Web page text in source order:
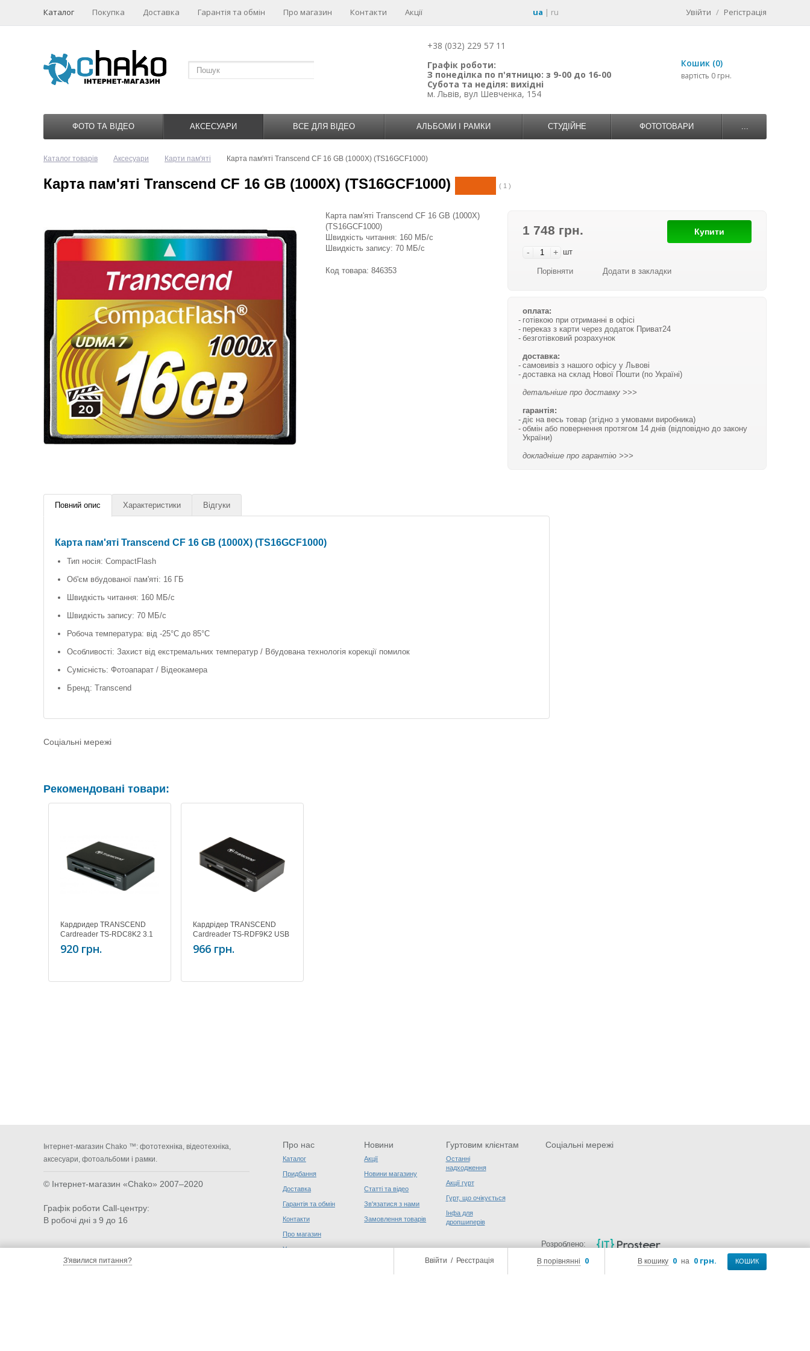
З'явилися питання? В кошику 0 на 0 грн. КОШИК
В порівнянні 0
Ввійти / Реєстрація
Каталог Покупка Доставка Гарантія та обмін Про магазин Контакти Акції ua | ru Увійти / Регістрація
+38 (032) 229 57 11
Графік роботи:
З понеділка по п'ятницю: з 9-00 до 16-00
Субота та неділя: вихідні
м. Львів, вул Шевченка, 154
Кошик (0)
вартість 0 грн.
ФОТО ТА ВІДЕО АКСЕСУАРИ ВСЕ ДЛЯ ВІДЕО АЛЬБОМИ І РАМКИ СТУДІЙНЕ ФОТОТОВАРИ ...
Каталог товарів Аксесуари Карти пам'яті Карта пам'яті Transcend CF 16 GB (1000X) (TS16GCF1000)
Карта пам'яті Transcend CF 16 GB (1000X) (TS16GCF1000) ( 1 )
1 748 грн.
- + шт
Купити
Порівняти Додати в закладки
оплата:
готівкою при отриманні в офісі
переказ з карти через додаток Приват24
безготівковий розрахунок
доставка:
самовивіз з нашого офісу у Львові
доставка на склад Нової Пошти (по Україні)
детальніше про доставку >>>
гарантія:
діє на весь товар (згідно з умовами виробника)
обмін або повернення протягом 14 днів (відповідно до закону
України)
докладніше про гарантію >>>
Карта пам'яті Transcend CF 16 GB (1000X)
(TS16GCF1000)
Швидкість читання: 160 МБ/с
Швидкість запису: 70 МБ/с
Код товара: 846353
Повний опис Характеристики Відгуки
Карта пам'яті Transcend CF 16 GB (1000X) (TS16GCF1000)
Тип носія: CompactFlash
Об'єм вбудованої пам'яті: 16 ГБ
Швидкість читання: 160 МБ/с
Швидкість запису: 70 МБ/с
Робоча температура: від -25°С до 85°C
Особливості: Захист від екстремальних температур / Вбудована технологія корекції помилок
Сумісність: Фотоапарат / Відеокамера
Бренд: Transcend
Соціальні мережі
Рекомендовані товари:
Кардридер TRANSCEND
Cardreader TS-RDC8K2 3.1
Gen 1 Type-C Multi Card
Black
920 грн.
Кардрідер TRANSCEND
Cardreader TS-RDF9K2 USB
3.1 UHS-II Multi Card Black
966 грн.
Інтернет-магазин Chako ™: фототехніка, відеотехніка,
аксесуари, фотоальбоми і рамки.
© Інтернет-магазин «Chako» 2007–2020
Графік роботи Call-центру:
В робочі дні з 9 до 16
Про нас
Каталог
Придбання
Доставка
Гарантія та обмін
Контакти
Про магазин
Угода користувача
Новини
Акції
Новини магазину
Статті та відео
Зв'язатися з нами
Замовлення товарів
Гуртовим клієнтам
Останні
надходження
Акції гурт
Гурт, що очікується
Інфа для
дропшиперів
Соціальні мережі
Розроблено: